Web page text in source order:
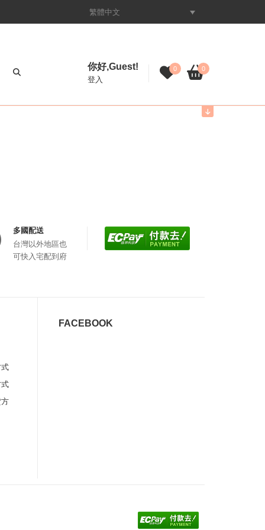
繁體中文
你好,Guest!
登入
0 0
多國配送
台灣以外地區也
可快入宅配到府
FACEBOOK